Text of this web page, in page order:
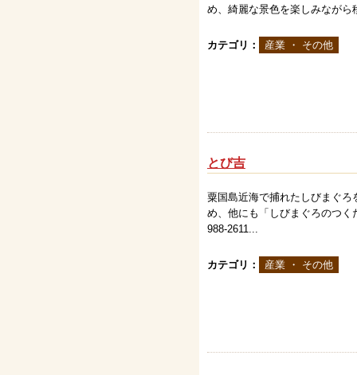
め、綺麗な景色を楽しみながら
カテゴリ： 産業 ・ その他
とび吉
粟国島近海で捕れたしびまぐ
め、他にも「しびまぐろのつ
988-2611...
カテゴリ： 産業 ・ その他